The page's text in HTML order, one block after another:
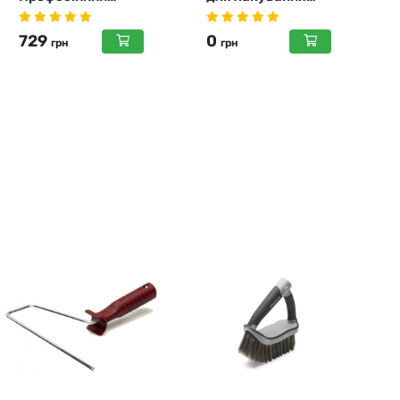
підлоги , 200мм
0 грн 0 грн